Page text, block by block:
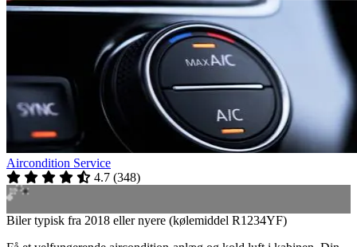
Aircondition Service
4.7 (348)
Biler typisk fra 2018 eller nyere (kølemiddel R1234YF)